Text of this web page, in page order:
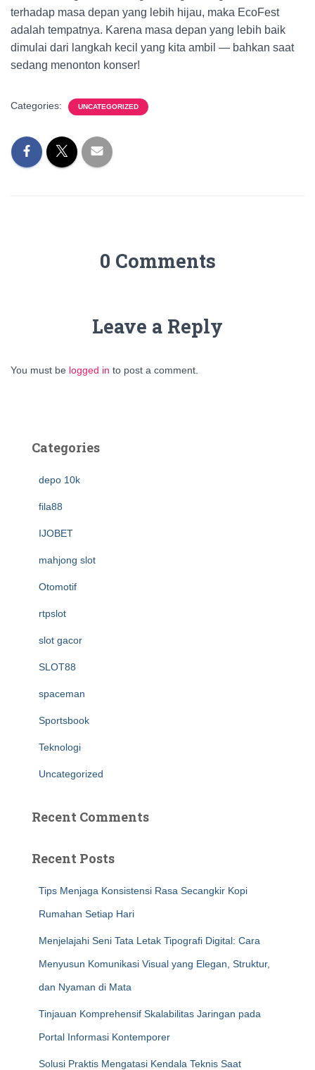
terhadap masa depan yang lebih hijau, maka EcoFest
adalah tempatnya. Karena masa depan yang lebih baik
dimulai dari langkah kecil yang kita ambil — bahkan saat
sedang menonton konser!
Categories: UNCATEGORIZED
0 Comments
Leave a Reply
You must be logged in to post a comment.
Categories
depo 10k
fila88
IJOBET
mahjong slot
Otomotif
rtpslot
slot gacor
SLOT88
spaceman
Sportsbook
Teknologi
Uncategorized
Recent Comments
Recent Posts
Tips Menjaga Konsistensi Rasa Secangkir Kopi
Rumahan Setiap Hari
Menjelajahi Seni Tata Letak Tipografi Digital: Cara
Menyusun Komunikasi Visual yang Elegan, Struktur,
dan Nyaman di Mata
Tinjauan Komprehensif Skalabilitas Jaringan pada
Portal Informasi Kontemporer
Solusi Praktis Mengatasi Kendala Teknis Saat